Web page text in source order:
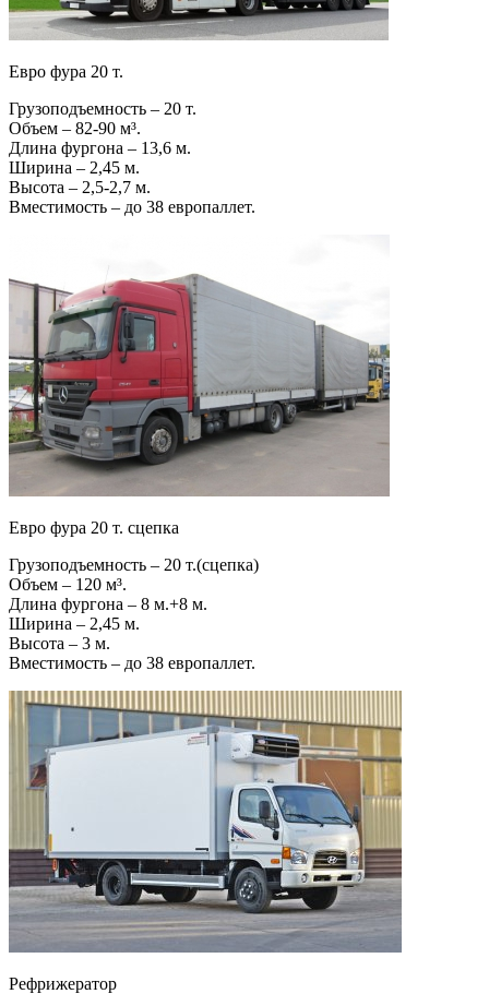
Евро фура 20 т.
Грузоподъемность – 20 т.
Объем – 82-90 м³.
Длина фургона – 13,6 м.
Ширина – 2,45 м.
Высота – 2,5-2,7 м.
Вместимость – до 38 европаллет.
Евро фура 20 т. сцепка
Грузоподъемность – 20 т.(сцепка)
Объем – 120 м³.
Длина фургона – 8 м.+8 м.
Ширина – 2,45 м.
Высота – 3 м.
Вместимость – до 38 европаллет.
Рефрижератор